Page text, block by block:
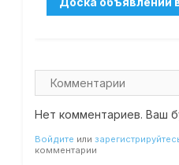
Нет комментариев. Ваш
Войдите или
комментарии